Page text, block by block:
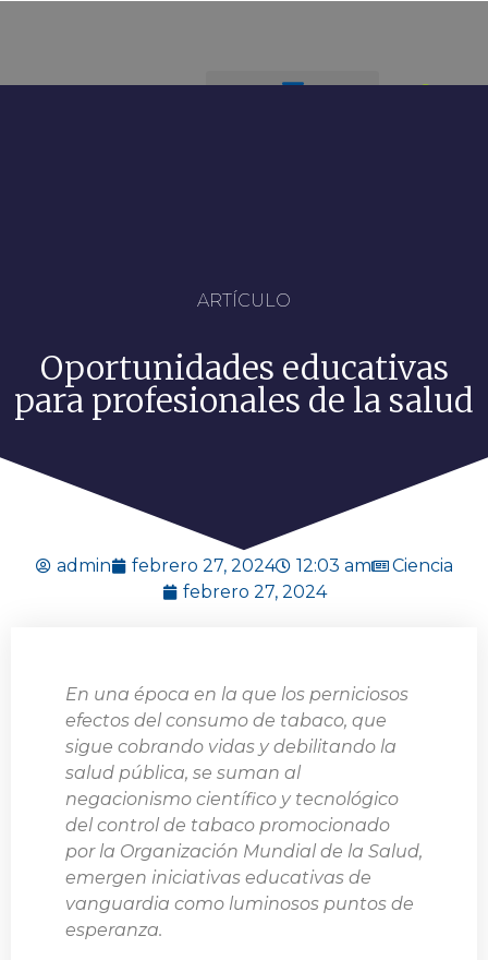
ARTÍCULO
Oportunidades educativas
para profesionales de la salud
admin febrero 27, 2024 12:03 am
Ciencia
febrero 27, 2024
En una época en la que los perniciosos
efectos del consumo de tabaco, que
sigue cobrando vidas y debilitando la
salud pública, se suman al
negacionismo científico y tecnológico
del control de tabaco promocionado
por la Organización Mundial de la Salud,
emergen iniciativas educativas de
vanguardia como luminosos puntos de
esperanza.